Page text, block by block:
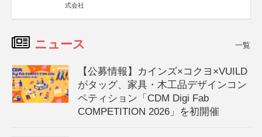
式会社
ニュース 一覧
【公募情報】カインズ×コクヨ×VUILD
がタッグ、家具・木工品デザインコン
ペティション「CDM Digi Fab
COMPETITION 2026」を初開催